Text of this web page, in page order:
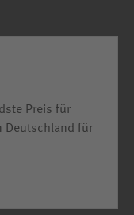
Preis für
Deutschland für